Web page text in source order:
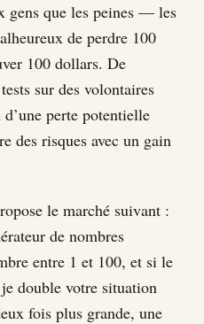
gens que les peines — les
de perdre 100
100 dollars. De
sur des volontaires
perte potentielle
des risques avec un gain
le marché suivant :
de nombres
entre 1 et 100, et si le
double votre situation
fois plus grande, une